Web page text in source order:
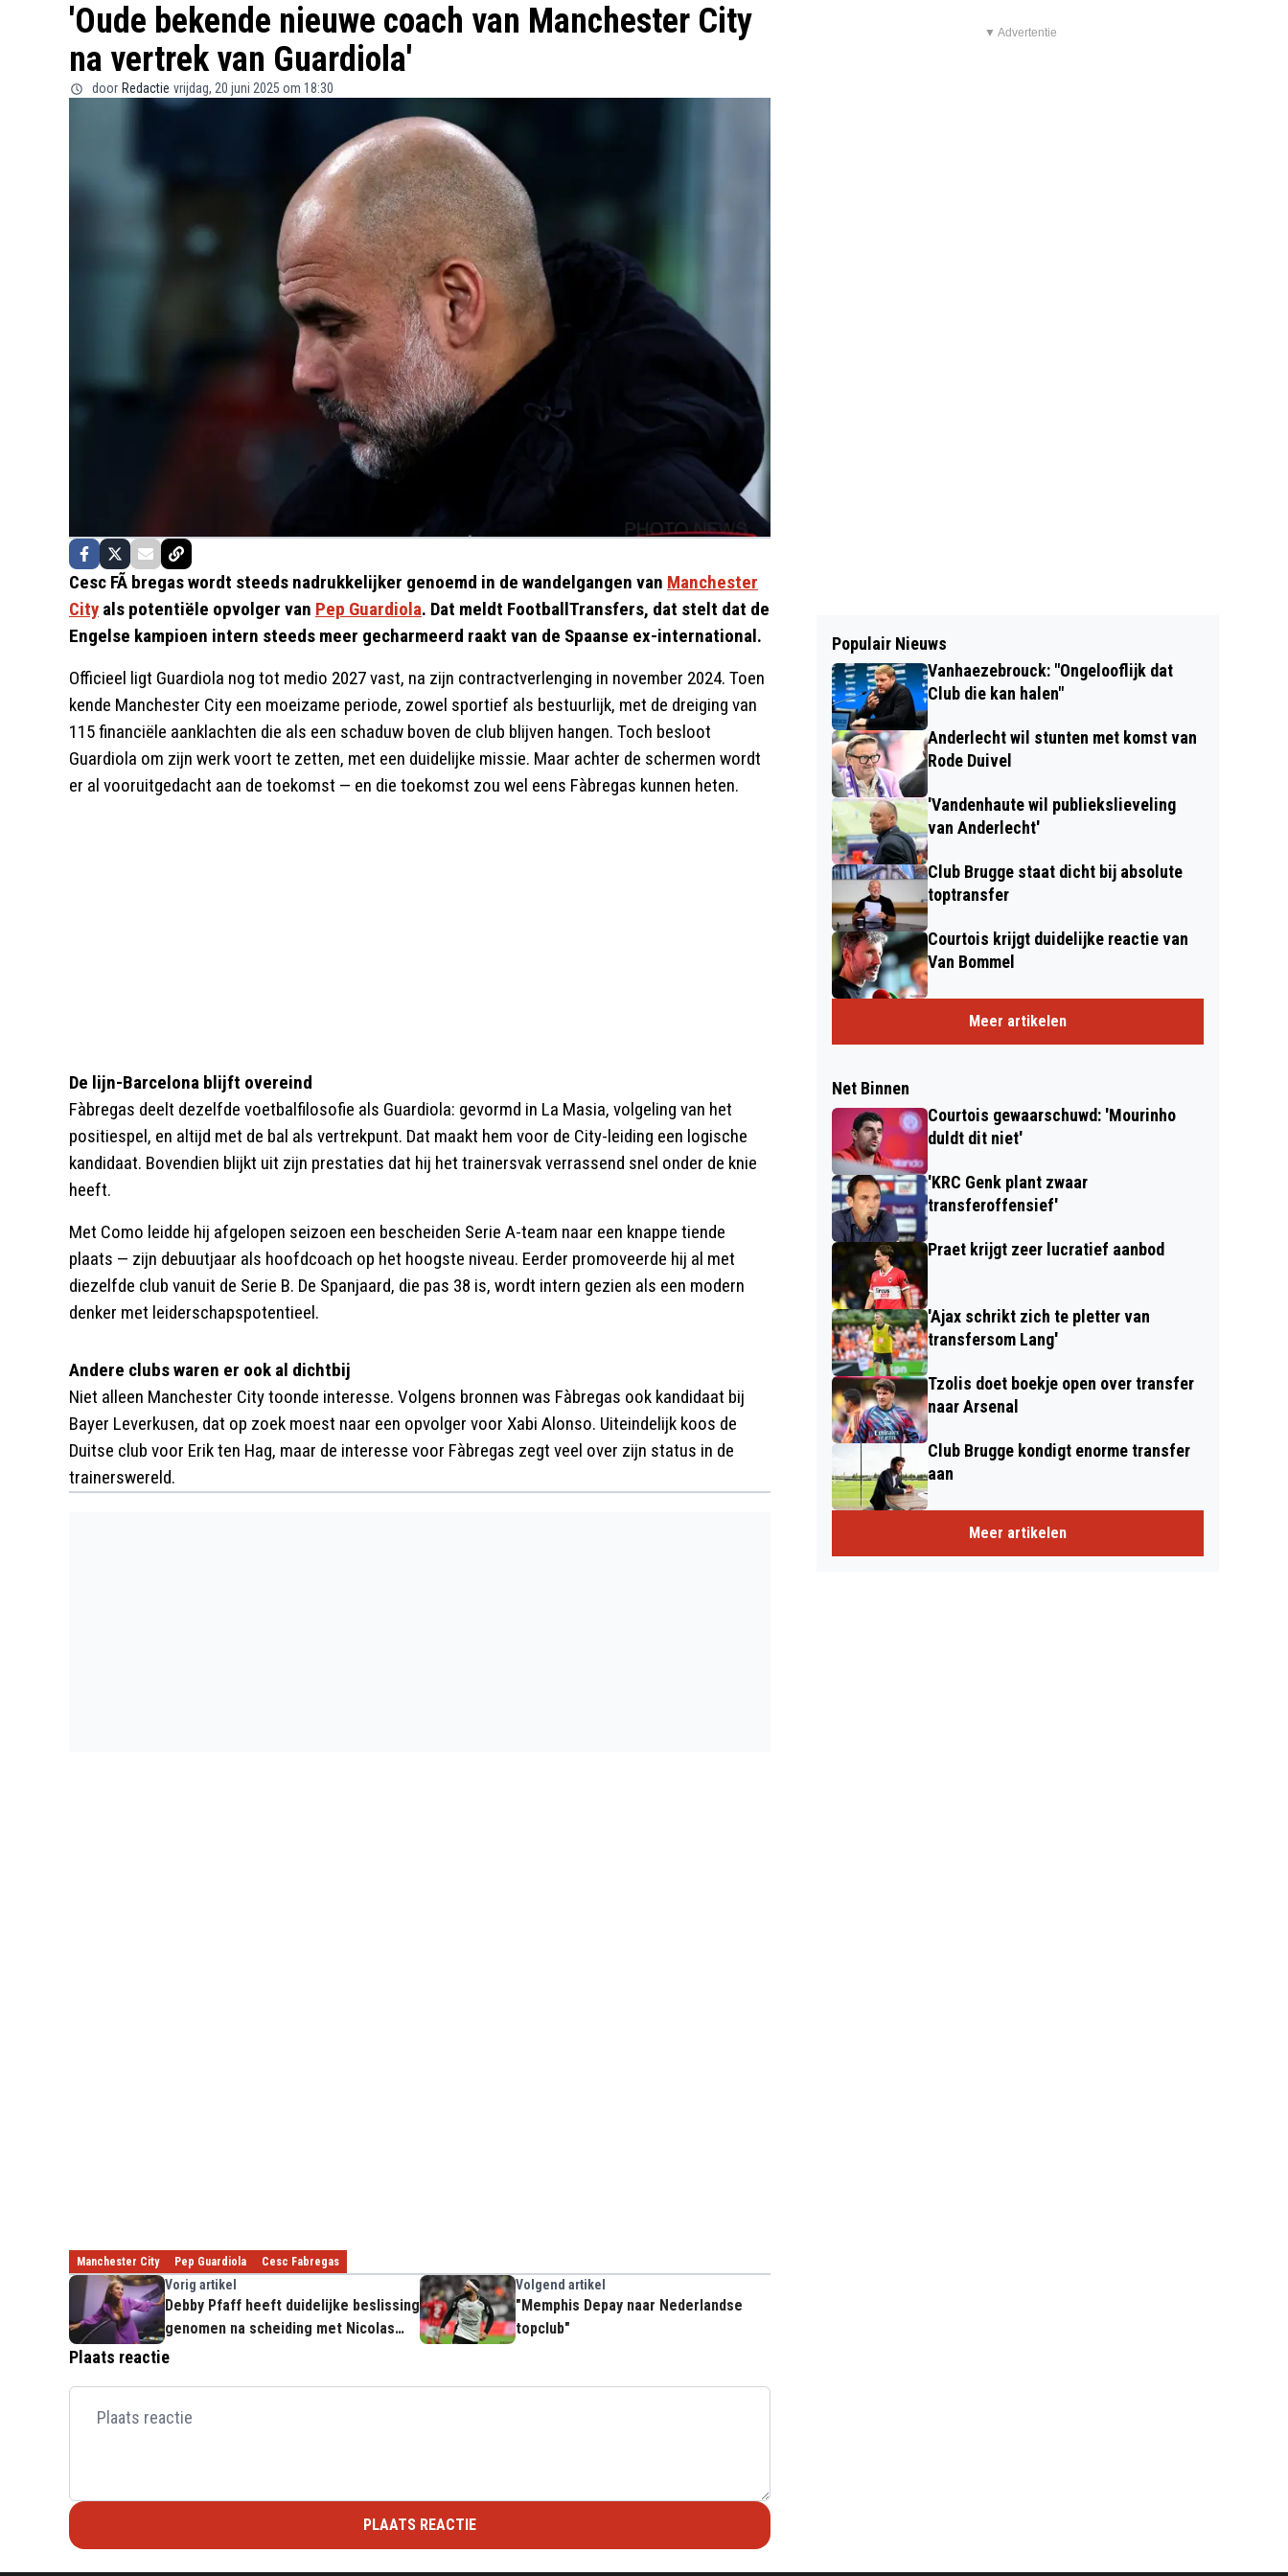
'Oude bekende nieuwe coach van Manchester City
na vertrek van Guardiola'
door Redactie vrijdag, 20 juni 2025 om 18:30
Cesc FÃ bregas wordt steeds nadrukkelijker genoemd in de wandelgangen van Manchester
City als potentiële opvolger van Pep Guardiola. Dat meldt FootballTransfers, dat stelt dat de
Engelse kampioen intern steeds meer gecharmeerd raakt van de Spaanse ex-international.
Officieel ligt Guardiola nog tot medio 2027 vast, na zijn contractverlenging in november 2024. Toen
kende Manchester City een moeizame periode, zowel sportief als bestuurlijk, met de dreiging van
115 financiële aanklachten die als een schaduw boven de club blijven hangen. Toch besloot
Guardiola om zijn werk voort te zetten, met een duidelijke missie. Maar achter de schermen wordt
er al vooruitgedacht aan de toekomst — en die toekomst zou wel eens Fàbregas kunnen heten.
De lijn-Barcelona blijft overeind
Fàbregas deelt dezelfde voetbalfilosofie als Guardiola: gevormd in La Masia, volgeling van het
positiespel, en altijd met de bal als vertrekpunt. Dat maakt hem voor de City-leiding een logische
kandidaat. Bovendien blijkt uit zijn prestaties dat hij het trainersvak verrassend snel onder de knie
heeft.
Met Como leidde hij afgelopen seizoen een bescheiden Serie A-team naar een knappe tiende
plaats — zijn debuutjaar als hoofdcoach op het hoogste niveau. Eerder promoveerde hij al met
diezelfde club vanuit de Serie B. De Spanjaard, die pas 38 is, wordt intern gezien als een modern
denker met leiderschapspotentieel.
Andere clubs waren er ook al dichtbij
Niet alleen Manchester City toonde interesse. Volgens bronnen was Fàbregas ook kandidaat bij
Bayer Leverkusen, dat op zoek moest naar een opvolger voor Xabi Alonso. Uiteindelijk koos de
Duitse club voor Erik ten Hag, maar de interesse voor Fàbregas zegt veel over zijn status in de
trainerswereld.
Manchester City Pep Guardiola Cesc Fabregas
Vorig artikel
Debby Pfaff heeft duidelijke beslissing
genomen na scheiding met Nicolas
Liébart: "Ik doe het niet meer"
Volgend artikel
"Memphis Depay naar Nederlandse
topclub"
Plaats reactie
PLAATS REACTIE
▼ Advertentie
Populair Nieuws
Vanhaezebrouck: "Ongelooflijk dat
Club die kan halen"
Anderlecht wil stunten met komst van
Rode Duivel
'Vandenhaute wil publiekslieveling
van Anderlecht'
Club Brugge staat dicht bij absolute
toptransfer
Courtois krijgt duidelijke reactie van
Van Bommel
Meer artikelen
Net Binnen
Courtois gewaarschuwd: 'Mourinho
duldt dit niet'
'KRC Genk plant zwaar
transferoffensief'
Praet krijgt zeer lucratief aanbod
'Ajax schrikt zich te pletter van
transfersom Lang'
Tzolis doet boekje open over transfer
naar Arsenal
Club Brugge kondigt enorme transfer
aan
Meer artikelen